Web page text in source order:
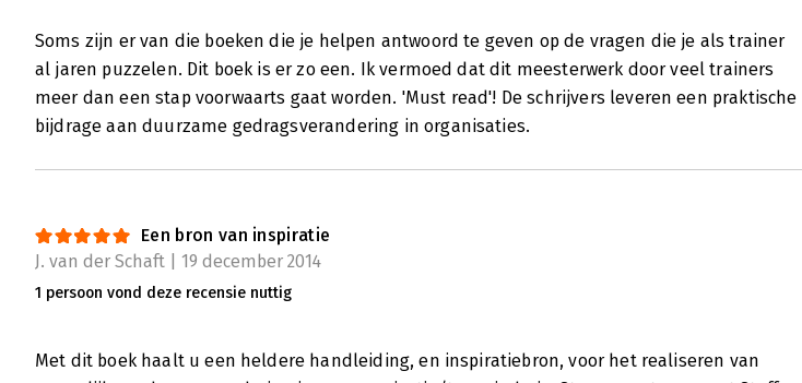
Soms zijn er van die boeken die je helpen antwoord te geven op de vragen die je als trainer
al jaren puzzelen. Dit boek is er zo een. Ik vermoed dat dit meesterwerk door veel trainers
meer dan een stap voorwaarts gaat worden. 'Must read'! De schrijvers leveren een praktische
bijdrage aan duurzame gedragsverandering in organisaties.
Een bron van inspiratie
J. van der Schaft | 19 december 2014
1 persoon vond deze recensie nuttig
Met dit boek haalt u een heldere handleiding, en inspiratiebron, voor het realiseren van